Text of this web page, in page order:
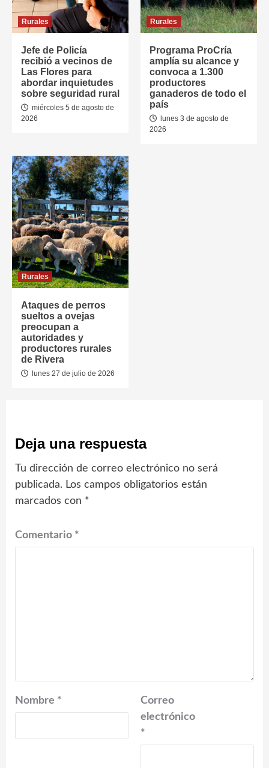
Rurales
Jefe de Policía
recibió a vecinos de
Las Flores para
abordar inquietudes
sobre seguridad rural
miércoles 5 de agosto de
2026
Rurales
Programa ProCría
amplía su alcance y
convoca a 1.300
productores
ganaderos de todo el
país
lunes 3 de agosto de
2026
Rurales
Ataques de perros
sueltos a ovejas
preocupan a
autoridades y
productores rurales
de Rivera
lunes 27 de julio de 2026
Deja una respuesta
Tu dirección de correo electrónico no será
publicada. Los campos obligatorios están
marcados con *
Comentario *
Nombre *
Correo
electrónico
*